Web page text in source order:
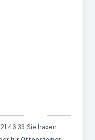
Sie haben